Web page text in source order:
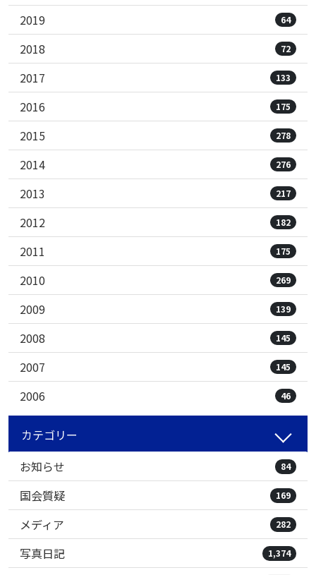
2019 64
2018 72
2017 133
2016 175
2015 278
2014 276
2013 217
2012 182
2011 175
2010 269
2009 139
2008 145
2007 145
2006 46
カテゴリー
お知らせ
84
国会質疑 169
メディア 282
写真日記 1,374